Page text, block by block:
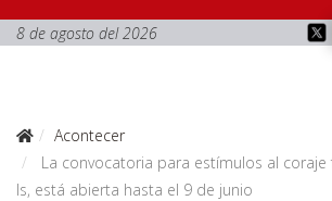
8 de agosto del 2026
Acontecer
La convocatoria para estímulos al coraje
Is, está abierta hasta el 9 de junio